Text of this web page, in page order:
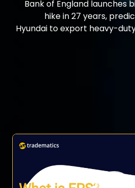
1.Bank of England
hike in 27 years,
2.Hyundai to export heavy-